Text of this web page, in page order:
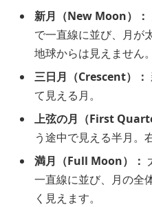
新月（New Moon）：
で一直線に並び、月が
地球からは見えません。
三日月（Crescent）：
て見える月。
上弦の月（First
う途中で見える半月。
満月（Full Moon）：
一直線に並び、月の全
く見えます。